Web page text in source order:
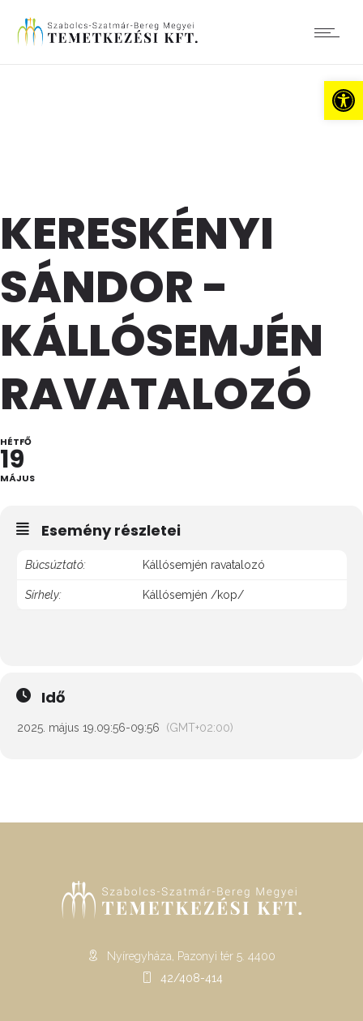
KERESKÉNYI
SÁNDOR -
KÁLLÓSEMJÉN
RAVATALOZÓ
HÉTFŐ
19
MÁJUS
Esemény részletei
Búcsúztató: Kállósemjén ravatalozó
Sírhely: Kállósemjén /kop/
Idő
2025. május 19. 09:56-09:56 (GMT+02:00)
Nyíregyháza, Pazonyi tér 5. 4400
42/408-414